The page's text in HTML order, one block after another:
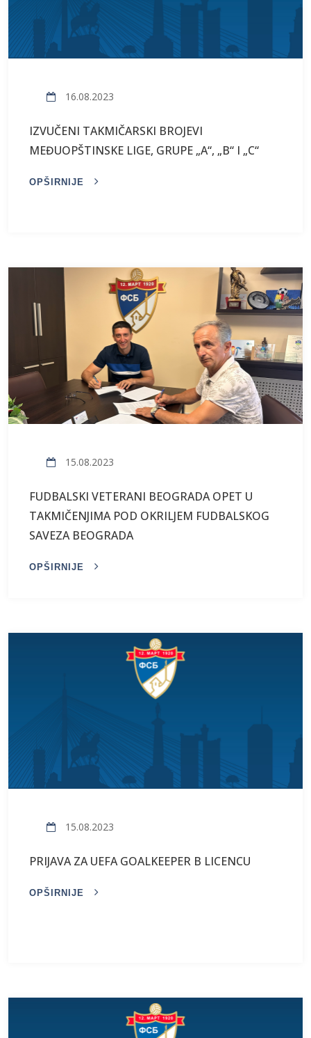
16.08.2023
IZVUČENI TAKMIČARSKI BROJEVI
MEĐUOPŠTINSKE LIGE, GRUPE „A“, „B“ I „C“
OPŠIRNIJE
15.08.2023
FUDBALSKI VETERANI BEOGRADA OPET U
TAKMIČENJIMA POD OKRILJEM FUDBALSKOG
SAVEZA BEOGRADA
OPŠIRNIJE
15.08.2023
PRIJAVA ZA UEFA GOALKEEPER B LICENCU
OPŠIRNIJE